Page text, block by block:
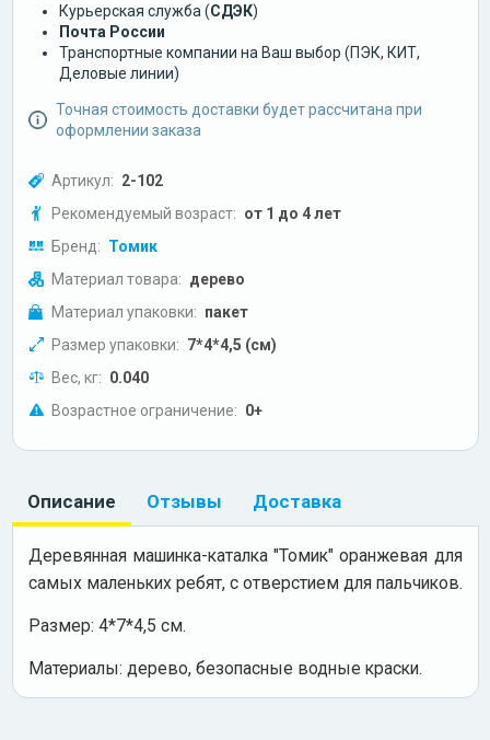
Курьерская служба (СДЭК)
Почта России
Транспортные компании на Ваш выбор (ПЭК, КИТ,
Деловые линии)
Точная стоимость доставки будет рассчитана при
оформлении заказа
Артикул: 2-102
Рекомендуемый возраст: от 1 до 4 лет
Бренд: Томик
Материал товара: дерево
Материал упаковки: пакет
Размер упаковки: 7*4*4,5 (см)
Вес, кг: 0.040
Возрастное ограничение: 0+
Описание Отзывы Доставка
Деревянная машинка-каталка "Томик" оранжевая для
самых маленьких ребят, с отверстием для пальчиков.
Размер: 4*7*4,5 см.
Материалы: дерево, безопасные водные краски.